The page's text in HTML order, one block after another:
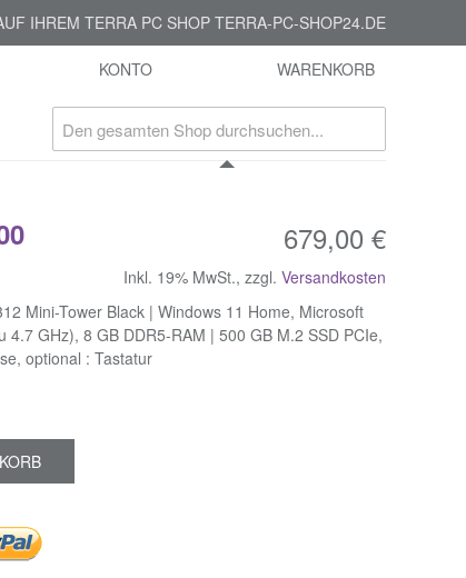
IHREM TERRA PC SHOP TERRA-PC-SHOP24.DE
KONTO WARENKORB
679,00 €
Inkl. 19% MwSt., zzgl. Versandkosten
Mini-Tower Black | Windows 11 Home, Microsoft
GHz), 8 GB DDR5-RAM | 500 GB M.2 SSD PCIe,
optional : Tastatur